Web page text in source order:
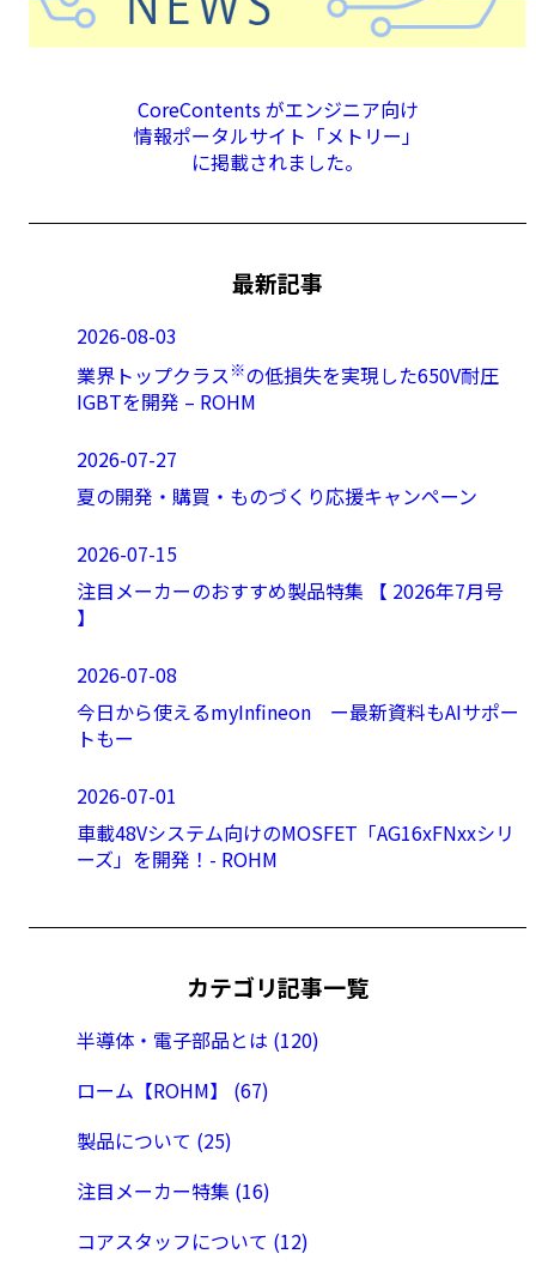
CoreContents がエンジニア向け
情報ポータルサイト「メトリー」
に掲載されました。
最新記事
2026-08-03
業界トップクラス※の低損失を実現した650V耐圧
IGBTを開発 – ROHM
2026-07-27
夏の開発・購買・ものづくり応援キャンペーン
2026-07-15
注目メーカーのおすすめ製品特集 【 2026年7月号
】
2026-07-08
今日から使えるmyInfineon ー最新資料もAIサポー
トもー
2026-07-01
車載48Vシステム向けのMOSFET「AG16xFNxxシリ
ーズ」を開発！- ROHM
カテゴリ記事一覧
半導体・電子部品とは (120)
ローム【ROHM】 (67)
製品について (25)
注目メーカー特集 (16)
コアスタッフについて (12)